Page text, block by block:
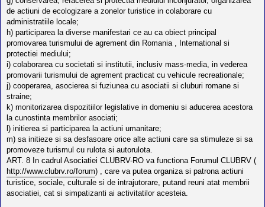
de actiuni de ecologizare a zonelor turistice in colaborare cu
administratiile locale;
h) participarea la diverse manifestari ce au ca obiect principal
promovarea turismului de agrement din Romania , International si
protectiei mediului;
i) colaborarea cu societati si institutii, inclusiv mass-media, in vederea
promovarii turismului de agrement practicat cu vehicule recreationale;
j) cooperarea, asocierea si fuziunea cu asociatii si cluburi romane si
straine;
k) monitorizarea dispozitiilor legislative in domeniu si aducerea acestora
la cunostinta membrilor asociati;
l) initierea si participarea la actiuni umanitare;
m) sa initieze si sa desfasoare orice alte actiuni care sa stimuleze si sa
promoveze turismul cu rulota si autorulota.
ART. 8 In cadrul Asociatiei CLUBRV-RO va functiona Forumul CLUBRV (
http://www.clubrv.ro/forum) , care va putea organiza si patrona actiuni
turistice, sociale, culturale si de intrajutorare, putand reuni atat membrii
asociatiei, cat si simpatizanti ai activitatilor acesteia.